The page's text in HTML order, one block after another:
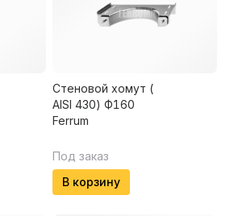
Стеновой хомут (
AISI 430) Ф160
Ferrum
Под заказ
В корзину